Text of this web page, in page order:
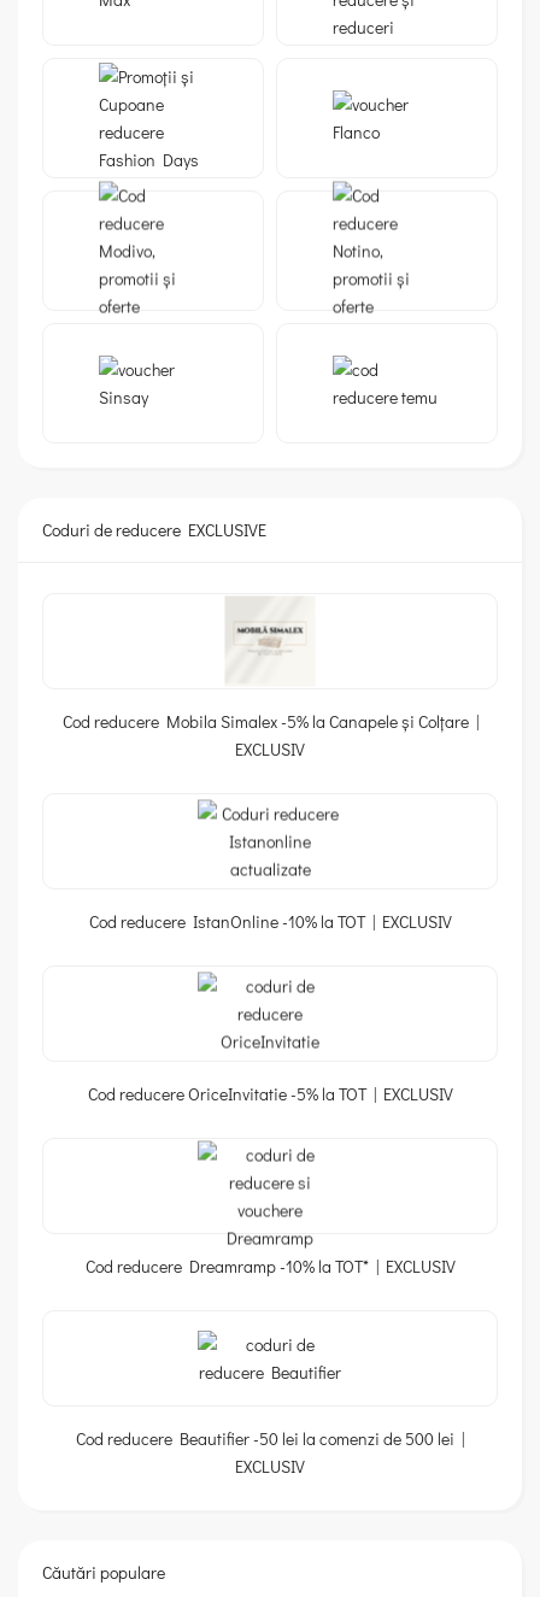
Coduri de reducere EXCLUSIVE
Cod reducere Mobila Simalex -5% la Canapele și Colțare |
EXCLUSIV
Cod reducere IstanOnline -10% la TOT | EXCLUSIV
Cod reducere OriceInvitatie -5% la TOT | EXCLUSIV
Cod reducere Dreamramp -10% la TOT* | EXCLUSIV
Cod reducere Beautifier -50 lei la comenzi de 500 lei |
EXCLUSIV
Căutări populare